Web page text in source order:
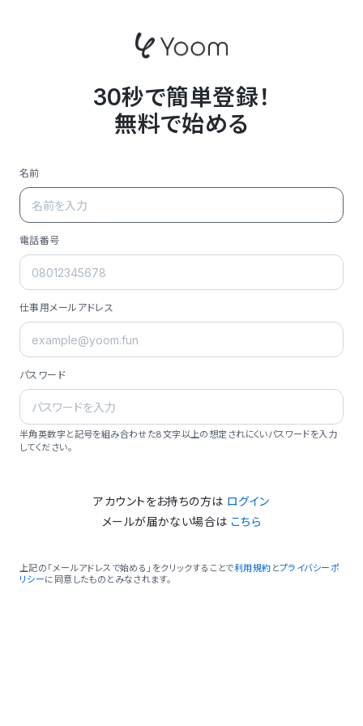
30秒で簡単登録！
無料で始める
名前
電話番号
仕事用メールアドレス
パスワード
半角英数字と記号を組み合わせた8文字以上の想定されにくいパスワードを入力
してください。
アカウントをお持ちの方は ログイン
メールが届かない場合は こちら
上記の「メールアドレスで始める」をクリックすることで利用規約 とプライバシーポ
リシーに同意したものとみなされます。